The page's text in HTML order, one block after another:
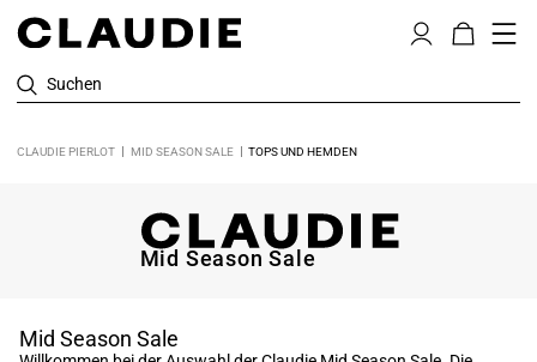
Suchen
CLAUDIE PIERLOT MID SEASON SALE TOPS UND HEMDEN
Mid Season Sale
Mid Season Sale